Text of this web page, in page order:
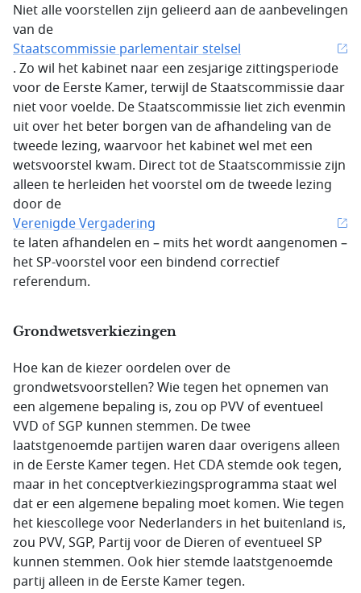
Niet alle voorstellen zijn gelieerd aan de aanbevelingen
van de
Staatscommissie parlementair stelsel
. Zo wil het kabinet naar een zesjarige zittingsperiode
voor de Eerste Kamer, terwijl de Staatscommissie daar
niet voor voelde. De Staatscommissie liet zich evenmin
uit over het beter borgen van de afhandeling van de
tweede lezing, waarvoor het kabinet wel met een
wetsvoorstel kwam. Direct tot de Staatscommissie zijn
alleen te herleiden het voorstel om de tweede lezing
door de
Verenigde Vergadering
te laten afhandelen en – mits het wordt aangenomen –
het SP-voorstel voor een bindend correctief
referendum.
Grondwetsverkiezingen
Hoe kan de kiezer oordelen over de
grondwetsvoorstellen? Wie tegen het opnemen van
een algemene bepaling is, zou op PVV of eventueel
VVD of SGP kunnen stemmen. De twee
laatstgenoemde partijen waren daar overigens alleen
in de Eerste Kamer tegen. Het CDA stemde ook tegen,
maar in het conceptverkiezingsprogramma staat wel
dat er een algemene bepaling moet komen. Wie tegen
het kiescollege voor Nederlanders in het buitenland is,
zou PVV, SGP, Partij voor de Dieren of eventueel SP
kunnen stemmen. Ook hier stemde laatstgenoemde
partij alleen in de Eerste Kamer tegen.